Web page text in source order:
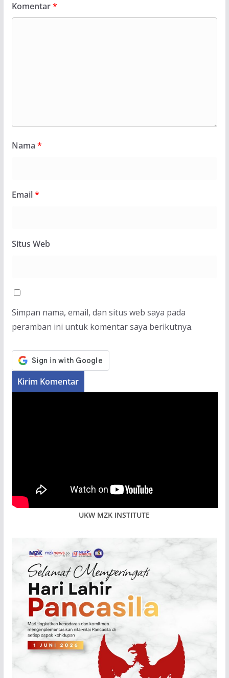
Komentar*
Nama *
Email*
Situs Web
Simpan nama, email, dan situs web saya pada
peramban ini untuk komentar saya berikutnya.
UKW MZK INSTITUTE